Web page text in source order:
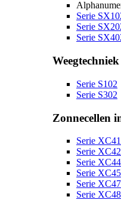
Serie
Serie
Serie
Weegtechniek
Serie S102
Serie S302
Zonnecellen
Serie
Serie
Serie
Serie
Serie
Serie